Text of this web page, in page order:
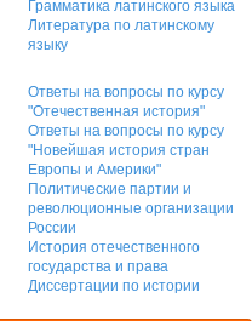
Грамматика латинского языка
Литература по латинскому
языку
Ответы на вопросы по курсу
"Отечественная история"
Ответы на вопросы по курсу
"Новейшая история стран
Европы и Америки"
Политические партии и
революционные организации
России
История отечественного
государства и права
Диссертации по истории